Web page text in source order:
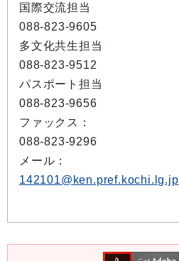
国際交流担当
088-823-9605
多文化共生担当
088-823-9512
パスポート担当
088-823-9656
ファックス：
088-823-9296
メール：
142101@ken.pref.kochi.lg.jp